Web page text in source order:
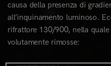
causa della presenza di
all’inquinamento luminoso.
rifrattore 130/900, nella
volutamente rimosse: